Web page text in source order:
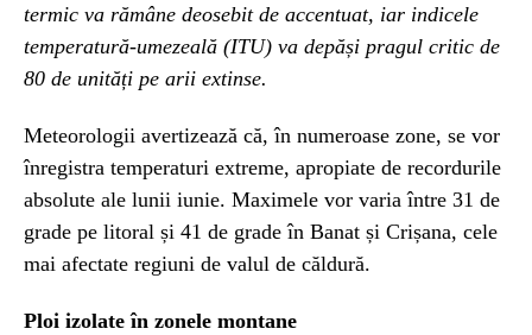
termic va rămâne deosebit de accentuat, iar indicele
temperatură-umezeală (ITU) va depăși pragul critic de
80 de unități pe arii extinse.
Meteorologii avertizează că, în numeroase zone, se vor
înregistra temperaturi extreme, apropiate de recordurile
absolute ale lunii iunie. Maximele vor varia între 31 de
grade pe litoral și 41 de grade în Banat și Crișana, cele
mai afectate regiuni de valul de căldură.
Ploi izolate în zonele montane